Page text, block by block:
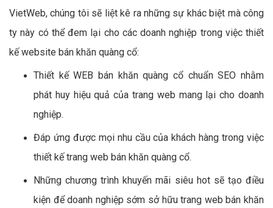
VietWeb, chúng tôi sẽ liệt kê ra những sự khác biệt mà công
ty này có thể đem lại cho các doanh nghiệp trong việc thiết
kế website bán khăn quàng cổ:
Thiết kế WEB bán khăn quàng cổ chuẩn SEO nhằm
phát huy hiệu quả của trang web mang lại cho doanh
nghiệp.
Đáp ứng được mọi nhu cầu của khách hàng trong việc
thiết kế trang web bán khăn quàng cổ.
Những chương trình khuyến mãi siêu hot sẽ tạo điều
kiện để doanh nghiệp sớm sở hữu trang web bán khăn